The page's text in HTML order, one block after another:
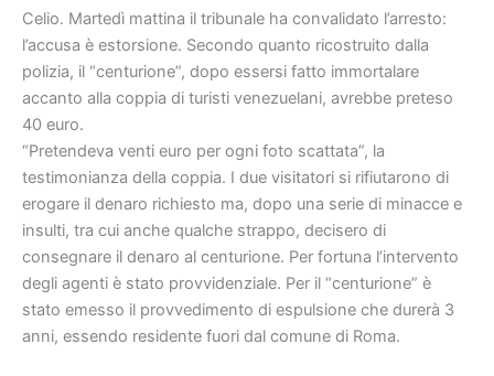
Celio. Martedì mattina il tribunale ha convalidato l’arresto:
l’accusa è estorsione. Secondo quanto ricostruito dalla
polizia, il “centurione”, dopo essersi fatto immortalare
accanto alla coppia di turisti venezuelani, avrebbe preteso
40 euro.
“Pretendeva venti euro per ogni foto scattata”, la
testimonianza della coppia. I due visitatori si rifiutarono di
erogare il denaro richiesto ma, dopo una serie di minacce e
insulti, tra cui anche qualche strappo, decisero di
consegnare il denaro al centurione. Per fortuna l’intervento
degli agenti è stato provvidenziale. Per il “centurione” è
stato emesso il provvedimento di espulsione che durerà 3
anni, essendo residente fuori dal comune di Roma.